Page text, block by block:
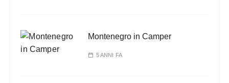
Montenegro in Camper
5 ANNI FA